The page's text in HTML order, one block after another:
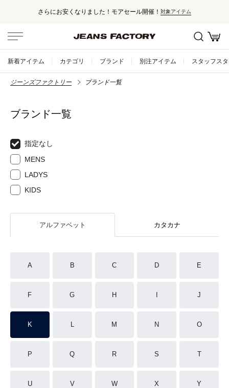
さらにお安くなりました！モアセール開催！ 対象アイテム
新着アイテム カテゴリ ブランド 別注アイテム スタッフス
ジーンズファクトリー ブランド一覧
ブランド一覧
指定なし
MENS
LADYS
KIDS
アルファベット カタカナ
A B C D E
F G H J
K L M N O
P Q R S T
U V W X Y